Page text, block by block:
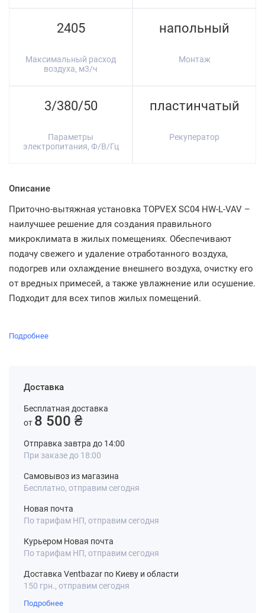
2405
Максимальный расход
воздуха, м3/ч
напольный
Монтаж
3/380/50
Параметры
электропитания, Ф/В/Гц
пластинчатый
Рекуператор
Описание
Приточно-вытяжная установка TOPVEX SC04 HW-L-VAV –
наилучшее решение для создания правильного
микроклимата в жилых помещениях. Обеспечивают
подачу свежего и удаление отработанного воздуха,
подогрев или охлаждение внешнего воздуха, очистку его
от вредных примесей, а также увлажнение или осушение.
Подходит для всех типов жилых помещений.
Подробнее
Доставка
Бесплатная доставка
от 8 500 ₴
Отправка завтра до 14:00
При заказе до 18:00
Самовывоз из магазина
Бесплатно, отправим сегодня
Новая почта
По тарифам НП, отправим сегодня
Курьером Новая почта
По тарифам НП, отправим сегодня
Доставка Ventbazar по Киеву и области
150 грн., отправим сегодня
Подробнее